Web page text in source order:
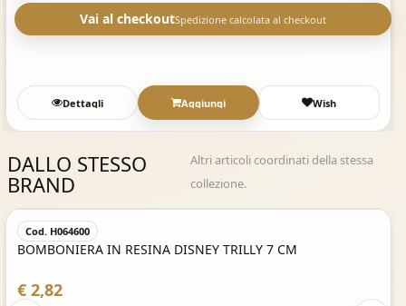
Vai al checkoutSpedizione calcolata al checkout
Dettagli Aggiungi Wish
DALLO STESSO
BRAND
Altri articoli coordinati della stessa
collezione.
Acquisto Veloce
Cod. H064600
BOMBONIERA IN RESINA DISNEY TRILLY 7 CM
€ 2,82